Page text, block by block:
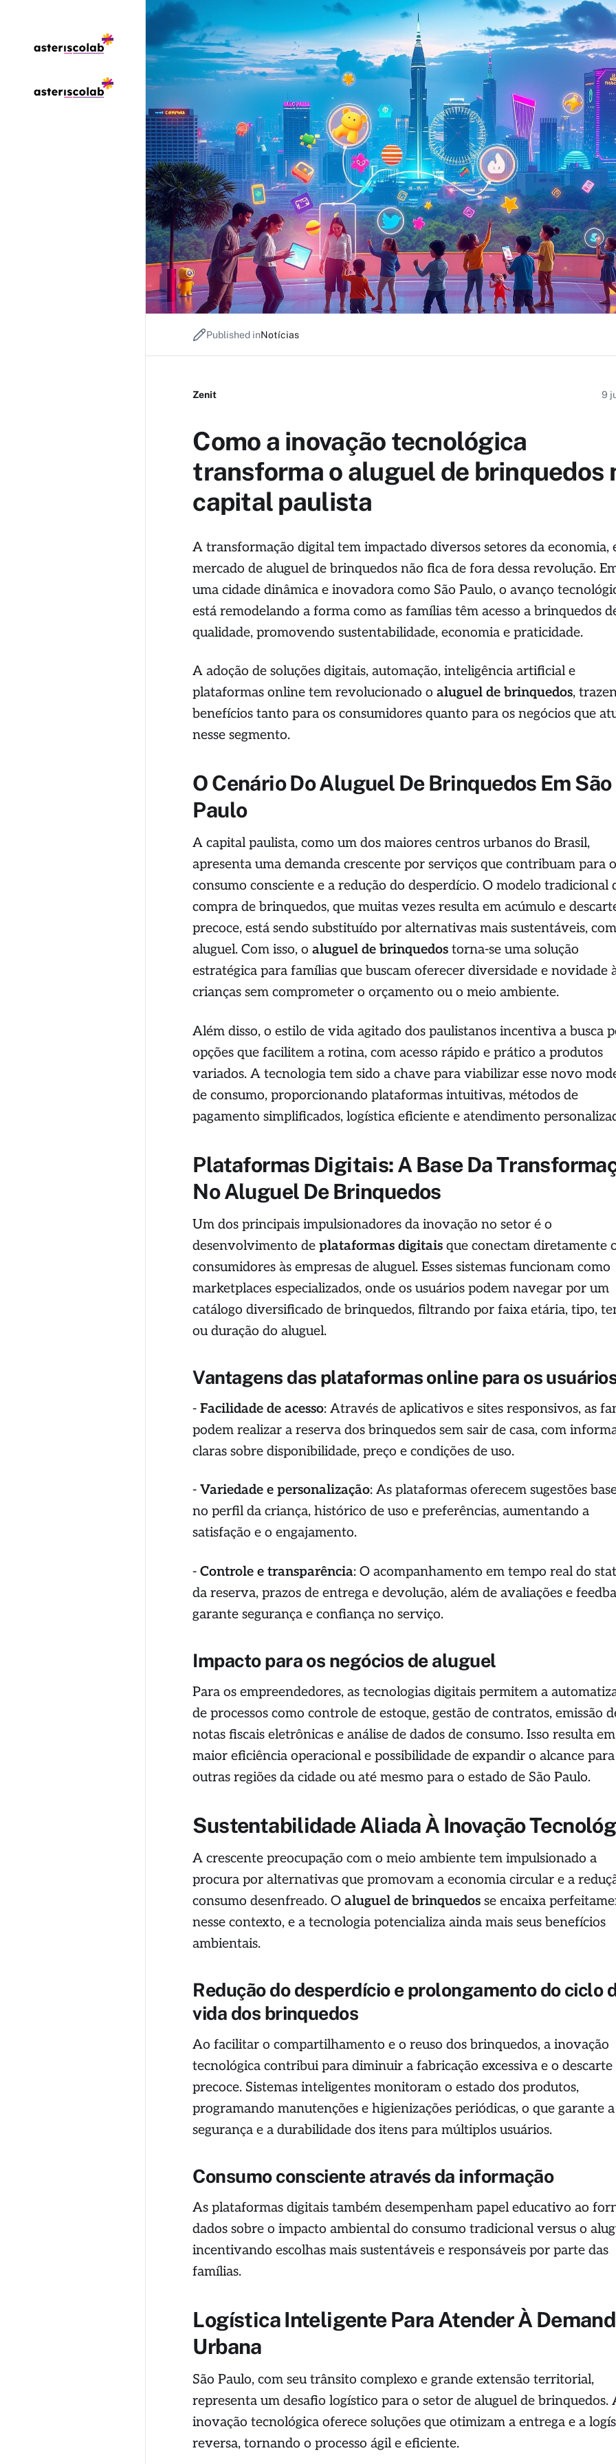
Published inNotícias
Zenit 9
Como a inovação tecnológica
transforma o aluguel de brinquedos
capital paulista
A transformação digital tem impactado diversos setores da economia,
mercado de aluguel de brinquedos não fica de fora dessa revolução.
uma cidade dinâmica e inovadora como São Paulo, o avanço
está remodelando a forma como as famílias têm acesso a brinquedos
qualidade, promovendo sustentabilidade, economia e praticidade.
A adoção de soluções digitais, automação, inteligência artificial e
plataformas online tem revolucionado oaluguel de brinquedos,
benefícios tanto para os consumidores quanto para os negócios que
nesse segmento.
O Cenário Do Aluguel De Brinquedos Em São
Paulo
A capital paulista, como um dos maiores centros urbanos do Brasil,
apresenta uma demanda crescente por serviços que contribuam para o
consumo consciente e a redução do desperdício. O modelo tradicional
compra de brinquedos, que muitas vezes resulta em acúmulo e
precoce, está sendo substituído por alternativas mais sustentáveis,
aluguel. Com isso, oaluguel de brinquedos torna-se uma solução
estratégica para famílias que buscam oferecer diversidade e novidade
crianças sem comprometer o orçamento ou o meio ambiente.
Além disso, o estilo de vida agitado dos paulistanos incentiva a busca
opções que facilitem a rotina, com acesso rápido e prático a produtos
variados. A tecnologia tem sido a chave para viabilizar esse novo
de consumo, proporcionando plataformas intuitivas, métodos de
pagamento simplificados, logística eficiente e atendimento
Plataformas Digitais: A Base Da
No Aluguel De Brinquedos
Um dos principais impulsionadores da inovação no setor é o
desenvolvimento deplataformas digitais que conectam diretamente
consumidores às empresas de aluguel. Esses sistemas funcionam como
marketplaces especializados, onde os usuários podem navegar por um
catálogo diversificado de brinquedos, filtrando por faixa etária, tipo,
ou duração do aluguel.
Vantagens das plataformas online para os
-Facilidade de acesso: Através de aplicativos e sites responsivos, as
podem realizar a reserva dos brinquedos sem sair de casa, com
claras sobre disponibilidade, preço e condições de uso.
-Variedade e personalização: As plataformas oferecem sugestões
no perfil da criança, histórico de uso e preferências, aumentando a
satisfação e o engajamento.
-Controle e transparência: O acompanhamento em tempo real do
da reserva, prazos de entrega e devolução, além de avaliações e
garante segurança e confiança no serviço.
Impacto para os negócios de aluguel
Para os empreendedores, as tecnologias digitais permitem a
de processos como controle de estoque, gestão de contratos, emissão
notas fiscais eletrônicas e análise de dados de consumo. Isso resulta em
maior eficiência operacional e possibilidade de expandir o alcance para
outras regiões da cidade ou até mesmo para o estado de São Paulo.
Sustentabilidade Aliada À Inovação
A crescente preocupação com o meio ambiente tem impulsionado a
procura por alternativas que promovam a economia circular e a
consumo desenfreado. Oaluguel de brinquedos se encaixa
nesse contexto, e a tecnologia potencializa ainda mais seus benefícios
ambientais.
Redução do desperdício e prolongamento do ciclo
vida dos brinquedos
Ao facilitar o compartilhamento e o reuso dos brinquedos, a inovação
tecnológica contribui para diminuir a fabricação excessiva e o descarte
precoce. Sistemas inteligentes monitoram o estado dos produtos,
programando manutenções e higienizações periódicas, o que garante a
segurança e a durabilidade dos itens para múltiplos usuários.
Consumo consciente através da informação
As plataformas digitais também desempenham papel educativo ao
dados sobre o impacto ambiental do consumo tradicional versus o
incentivando escolhas mais sustentáveis e responsáveis por parte das
famílias.
Logística Inteligente Para Atender À
Urbana
São Paulo, com seu trânsito complexo e grande extensão territorial,
representa um desafio logístico para o setor de aluguel de brinquedos.
inovação tecnológica oferece soluções que otimizam a entrega e a
reversa, tornando o processo ágil e eficiente.